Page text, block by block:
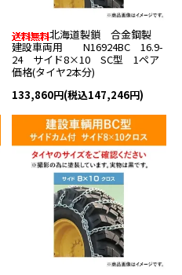
北海道製鎖 合金鋼製
建設車両用 N16924BC 16.9-
24 サイド8×10 SC型 1ペア
価格(タイヤ2本分)
133,860円(税込147,246円)